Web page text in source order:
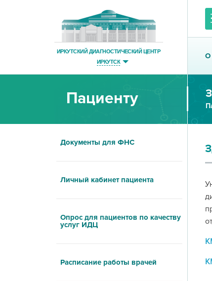
ИРКУТСКИЙ ДИАГНОСТИЧЕСКИЙ ЦЕНТР
ИРКУТСК
О
Пациенту
Документы для ФНС
Личный кабинет пациента
Опрос для пациентов по качеству
услуг ИДЦ
Расписание работы врачей